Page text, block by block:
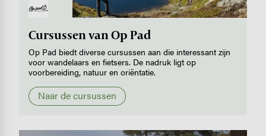
Cursussen van Op Pad
Op Pad biedt diverse cursussen aan die interessant zijn
voor wandelaars en fietsers. De nadruk ligt op
voorbereiding, natuur en oriëntatie.
Naar de cursussen
Image